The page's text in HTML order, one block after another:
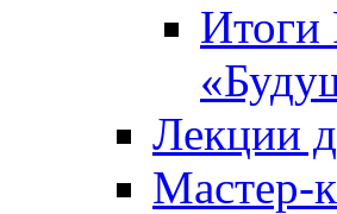
Итоги
Лекции
Мастер-